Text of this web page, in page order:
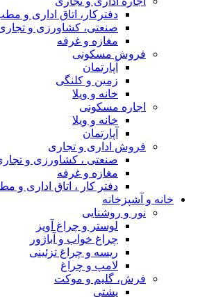
دفترکار، اتاق اداری و
صنعتی، کشاورزی و
مغازه و غرفه
فروش مسکونی
آپارتمان
زمین و کلنگی
خانه و ویلا
اجاره مسکونی
خانه و ویلا
آپارتمان
فروش اداری و تجاری
صنعتی ، کشاورزی و
مغازه و غرفه
دفتر کار ، اتاق اداری و
خانه و آشپزخانه
نور و روشنایی
لوستر و چراغ آویز
چراغ خواب و آباژور
ریسه و چراغ تزئینی
لامپ و چراغ
فرش، گلیم و موکت
پشتی